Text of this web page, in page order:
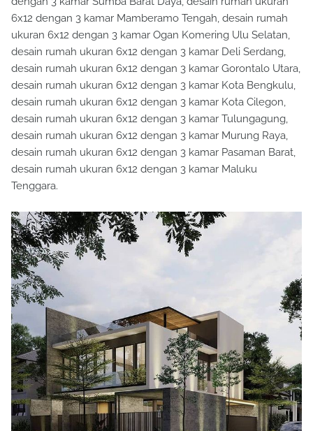
6x12 dengan 3 kamar Mamberamo Tengah, desain rumah
ukuran 6x12 dengan 3 kamar Ogan Komering Ulu Selatan,
desain rumah ukuran 6x12 dengan 3 kamar Deli Serdang,
desain rumah ukuran 6x12 dengan 3 kamar Gorontalo Utara,
desain rumah ukuran 6x12 dengan 3 kamar Kota Bengkulu,
desain rumah ukuran 6x12 dengan 3 kamar Kota Cilegon,
desain rumah ukuran 6x12 dengan 3 kamar Tulungagung,
desain rumah ukuran 6x12 dengan 3 kamar Murung Raya,
desain rumah ukuran 6x12 dengan 3 kamar Pasaman Barat,
desain rumah ukuran 6x12 dengan 3 kamar Maluku
Tenggara.